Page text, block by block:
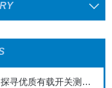
有载分接开关测试仪企业排行：探寻优质有载开关测试仪的背后支撑